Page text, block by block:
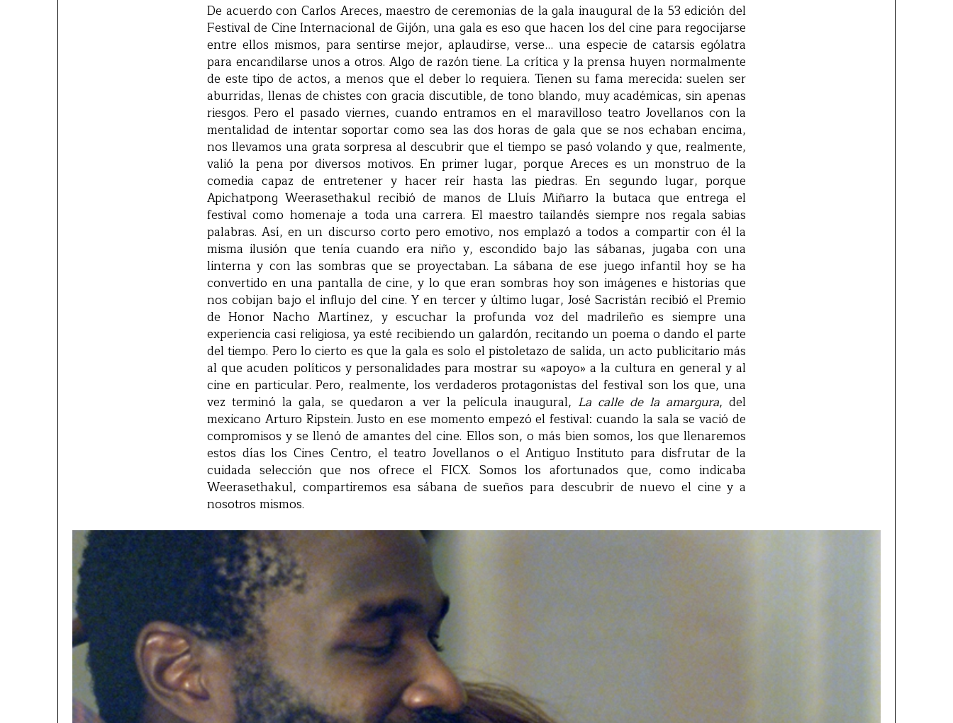
De acuerdo con Carlos Areces, maestro de ceremonias de la gala inaugural de la 53 edición del
Festival de Cine Internacional de Gijón, una gala es eso que hacen los del cine para regocijarse
entre ellos mismos, para sentirse mejor, aplaudirse, verse… una especie de catarsis ególatra
para encandilarse unos a otros. Algo de razón tiene. La crítica y la prensa huyen normalmente
de este tipo de actos, a menos que el deber lo requiera. Tienen su fama merecida: suelen ser
aburridas, llenas de chistes con gracia discutible, de tono blando, muy académicas, sin apenas
riesgos. Pero el pasado viernes, cuando entramos en el maravilloso teatro Jovellanos con la
mentalidad de intentar soportar como sea las dos horas de gala que se nos echaban encima,
nos llevamos una grata sorpresa al descubrir que el tiempo se pasó volando y que, realmente,
valió la pena por diversos motivos. En primer lugar, porque Areces es un monstruo de la
comedia capaz de entretener y hacer reír hasta las piedras. En segundo lugar, porque
Apichatpong Weerasethakul recibió de manos de Lluís Miñarro la butaca que entrega el
festival como homenaje a toda una carrera. El maestro tailandés siempre nos regala sabias
palabras. Así, en un discurso corto pero emotivo, nos emplazó a todos a compartir con él la
misma ilusión que tenía cuando era niño y, escondido bajo las sábanas, jugaba con una
linterna y con las sombras que se proyectaban. La sábana de ese juego infantil hoy se ha
convertido en una pantalla de cine, y lo que eran sombras hoy son imágenes e historias que
nos cobijan bajo el influjo del cine. Y en tercer y último lugar, José Sacristán recibió el Premio
de Honor Nacho Martínez, y escuchar la profunda voz del madrileño es siempre una
experiencia casi religiosa, ya esté recibiendo un galardón, recitando un poema o dando el parte
del tiempo. Pero lo cierto es que la gala es solo el pistoletazo de salida, un acto publicitario más
al que acuden políticos y personalidades para mostrar su «apoyo» a la cultura en general y al
cine en particular. Pero, realmente, los verdaderos protagonistas del festival son los que, una
vez terminó la gala, se quedaron a ver la película inaugural, La calle de la amargura, del
mexicano Arturo Ripstein. Justo en ese momento empezó el festival: cuando la sala se vació de
compromisos y se llenó de amantes del cine. Ellos son, o más bien somos, los que llenaremos
estos días los Cines Centro, el teatro Jovellanos o el Antiguo Instituto para disfrutar de la
cuidada selección que nos ofrece el FICX. Somos los afortunados que, como indicaba
Weerasethakul, compartiremos esa sábana de sueños para descubrir de nuevo el cine y a
nosotros mismos.